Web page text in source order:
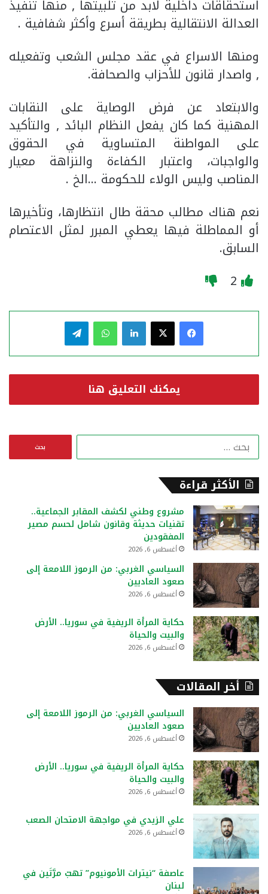
استحقاقات داخلية لابد من تلبيتها , منها تنفيذ
العدالة الانتقالية بطريقة أسرع وأكثر شفافية .
ومنها الاسراع في عقد مجلس الشعب وتفعيله
, واصدار قانون للأحزاب والصحافة.
والابتعاد عن فرض الوصاية على النقابات
المهنية كما كان يفعل النظام البائد , والتأكيد
على المواطنة المتساوية في الحقوق
والواجبات، واعتبار الكفاءة والنزاهة معيار
المناصب وليس الولاء للحكومة …الخ .
نعم هناك مطالب محقة طال انتظارها، وتأخيرها
أو المماطلة فيها يعطي المبرر لمثل الاعتصام
السابق.
2
فيسبوك لينكدإن واتساب
يمكنك التعليق هنا
ن
الأكثر قراءة
مشروع وطني لكشف المقابر الجماعية..
تقنيات حديثة وقانون شامل لحسم مصير
المفقودين
أغسطس 6, 2026
السياسي الغربي: من الرموز اللامعة إلى
صعود العاديين
أغسطس 6, 2026
حكاية المرأة الريفية في سوريا.. الأرض
والبيت والحياة
أغسطس 6, 2026
أخر المقالات
السياسي الغربي: من الرموز اللامعة إلى
صعود العاديين
أغسطس 6, 2026
حكاية المرأة الريفية في سوريا.. الأرض
والبيت والحياة
أغسطس 6, 2026
علي الزيدي في مواجهة الامتحان الصعب
أغسطس 6, 2026
عاصفة “نيترات الأمونيوم” تهبّ مرَّتَين في
لبنان